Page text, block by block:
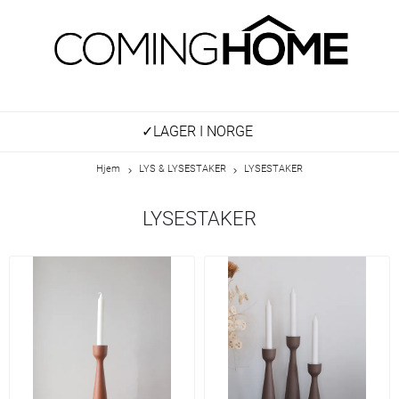
✓LAGER I NORGE
Hjem LYS & LYSESTAKER LYSESTAKER
LYSESTAKER